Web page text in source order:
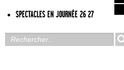
SPECTACLES EN JOURNÉE 26 27